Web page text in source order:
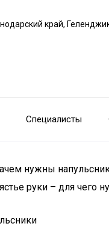
край,
Специалисты
нужны
руки – для чего